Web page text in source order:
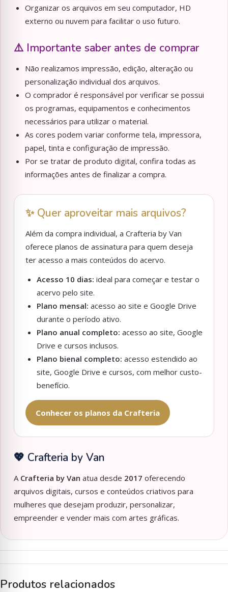
Organizar os arquivos em seu computador, HD
externo ou nuvem para facilitar o uso futuro.
⚠️ Importante saber antes de comprar
Não realizamos impressão, edição, alteração ou
personalização individual dos arquivos.
O comprador é responsável por verificar se possui
os programas, equipamentos e conhecimentos
necessários para utilizar o material.
As cores podem variar conforme tela, impressora,
papel, tinta e configuração de impressão.
Por se tratar de produto digital, confira todas as
informações antes de finalizar a compra.
✨ Quer aproveitar mais arquivos?
Além da compra individual, a Crafteria by Van
oferece planos de assinatura para quem deseja
ter acesso a mais conteúdos do acervo.
Acesso 10 dias: ideal para começar e testar o
acervo pelo site.
Plano mensal: acesso ao site e Google Drive
durante o período ativo.
Plano anual completo: acesso ao site, Google
Drive e cursos inclusos.
Plano bienal completo: acesso estendido ao
site, Google Drive e cursos, com melhor custo-
benefício.
Conhecer os planos da Crafteria
💖 Crafteria by Van
A Crafteria by Van atua desde 2017 oferecendo
arquivos digitais, cursos e conteúdos criativos para
mulheres que desejam produzir, personalizar,
empreender e vender mais com artes gráficas.
Produtos relacionados